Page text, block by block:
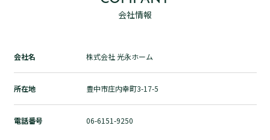
トップページ
加盟店検索
自然素材の家づくりとは？
会社情報
会社名 株式会社 光永ホーム
所在地 豊中市庄内幸町3-17-5
電話番号 06-6151-9250